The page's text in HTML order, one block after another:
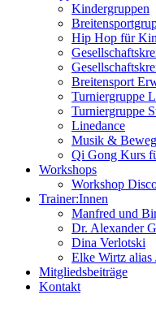
Kindergruppen
Hip Hop für
Breitensport
Turniergruppe
Turniergruppe
Linedance
Musik &
Qi Gong Kurs
Workshops
Workshop
Trainer:Innen
Manfred und
Dr. Alexander
Dina Verlotski
Elke Wirtz alias
Mitgliedsbeiträge
Kontakt